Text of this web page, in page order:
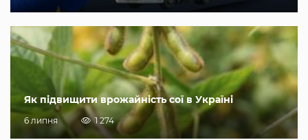
Як підвищити врожайність сої в Україні
6 липня 1 274